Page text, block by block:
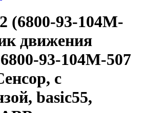
(6800-93-104M-
движения
93-104M-507
с
basic55,